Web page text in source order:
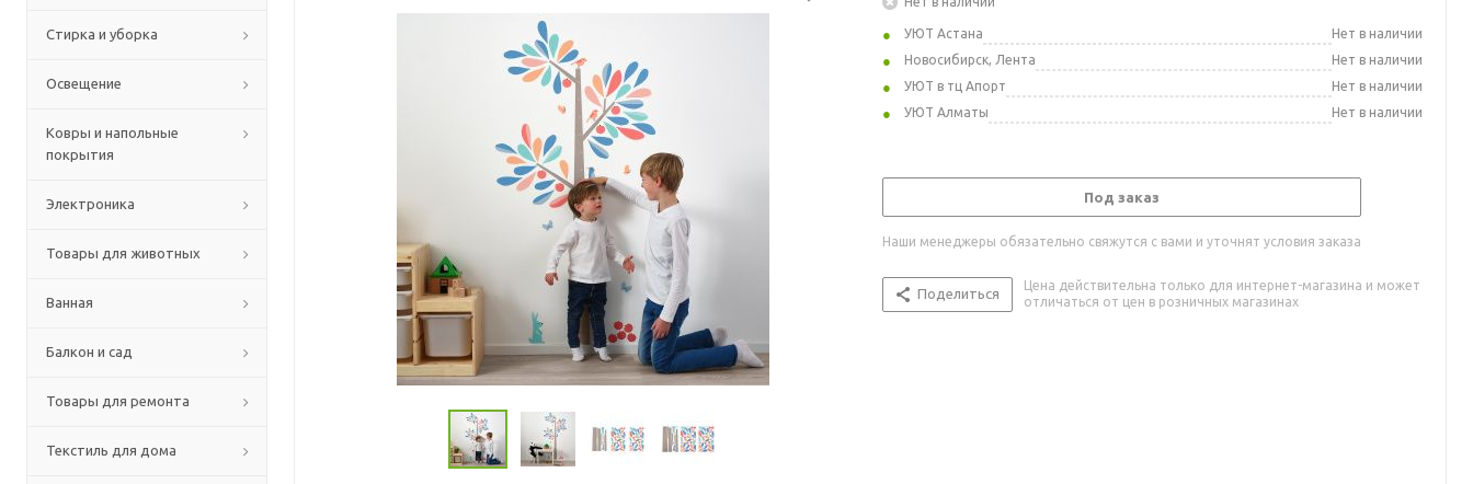
Стирка и уборка
Освещение
Ковры и напольные
покрытия
Электроника
Товары для животных
Ванная
Балкон и сад
Товары для ремонта
Текстиль для дома
УЮТ Астана
Нет в наличии
Новосибирск, Лента
Нет в наличии
УЮТ в тц Апорт
Нет в наличии
УЮТ Алматы
Нет в наличии
Под заказ
Наши менеджеры обязательно свяжутся с вами и уточнят условия заказа
Поделиться
Цена действительна только для интернет-магазина и может
отличаться от цен в розничных магазинах